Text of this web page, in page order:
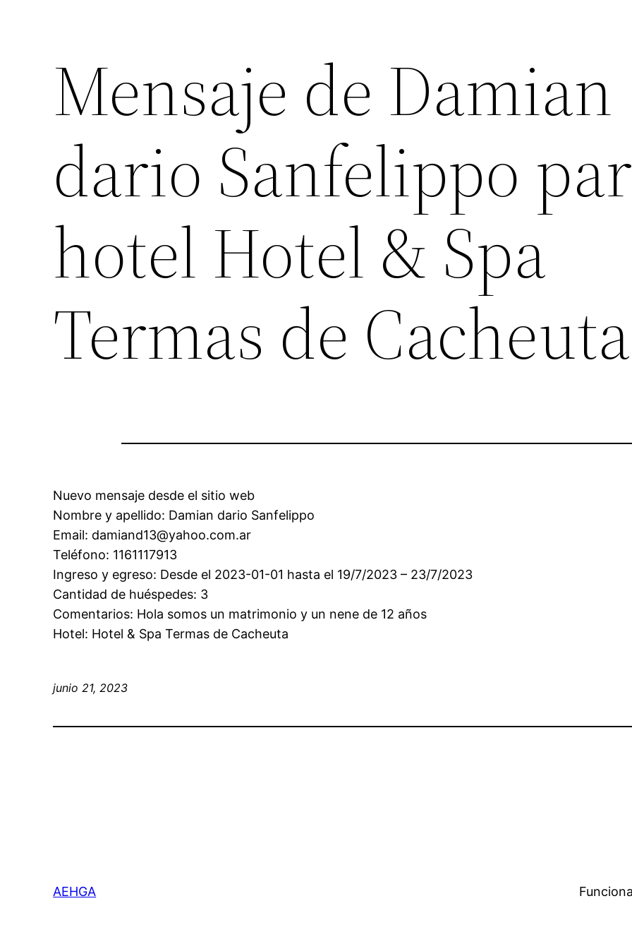
Mensaje de Damian
dario Sanfelippo
hotel Hotel & Spa
Termas de Cacheuta
Nuevo mensaje desde el sitio web
Nombre y apellido: Damian dario Sanfelippo
Email: damiand13@yahoo.com.ar
Teléfono: 1161117913
Ingreso y egreso: Desde el 2023-01-01 hasta el 19/7/2023 – 23/7/2023
Cantidad de huéspedes: 3
Comentarios: Hola somos un matrimonio y un nene de 12 años
Hotel: Hotel & Spa Termas de Cacheuta
junio 21, 2023
AEHGA